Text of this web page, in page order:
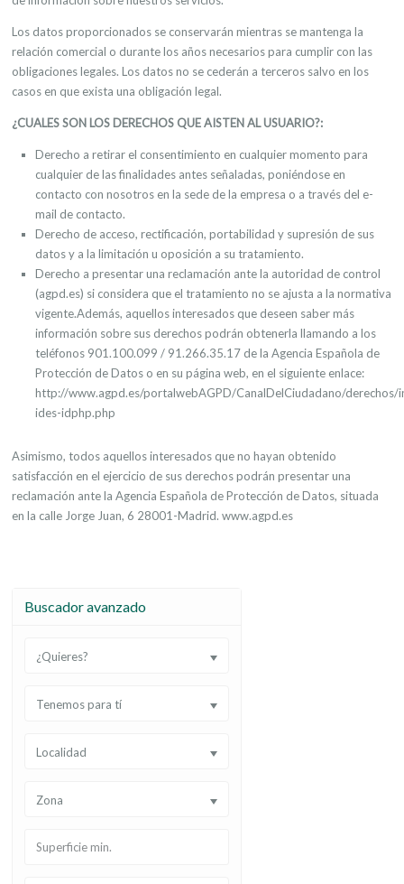
Los datos proporcionados se conservarán mientras se mantenga la
relación comercial o durante los años necesarios para cumplir con las
obligaciones legales. Los datos no se cederán a terceros salvo en los
casos en que exista una obligación legal.
¿CUALES SON LOS DERECHOS QUE AISTEN AL USUARIO?:
Derecho a retirar el consentimiento en cualquier momento para
cualquier de las finalidades antes señaladas, poniéndose en
contacto con nosotros en la sede de la empresa o a través del e-
mail de contacto.
Derecho de acceso, rectificación, portabilidad y supresión de sus
datos y a la limitación u oposición a su tratamiento.
Derecho a presentar una reclamación ante la autoridad de control
(agpd.es) si considera que el tratamiento no se ajusta a la normativa
vigente.Además, aquellos interesados que deseen saber más
información sobre sus derechos podrán obtenerla llamando a los
teléfonos 901.100.099 / 91.266.35.17 de la Agencia Española de
Protección de Datos o en su página web, en el siguiente enlace:
http://www.agpd.es/portalwebAGPD/CanalDelCiudadano/derechos/
ides-idphp.php
Asimismo, todos aquellos interesados que no hayan obtenido
satisfacción en el ejercicio de sus derechos podrán presentar una
reclamación ante la Agencia Española de Protección de Datos, situada
en la calle Jorge Juan, 6 28001-Madrid. www.agpd.es
Buscador avanzado
¿Quieres?
Tenemos para tí
Localidad
Zona